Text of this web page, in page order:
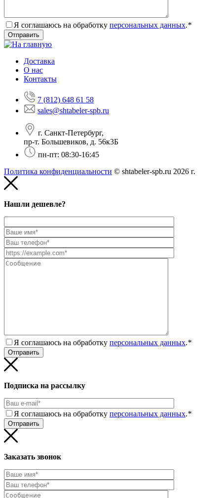
Я соглашаюсь на обработку персональных данных.*
Доставка
О нас
Контакты
7 (812) 648 61 58
sales@shtabeler-spb.ru
г. Санкт-Петербург,
пр-т. Большевиков, д. 56к3Б
пн-пт: 08:30-16:45
Политика конфиденциальности © shtabeler-spb.ru 2026 г.
Нашли дешевле?
Я соглашаюсь на обработку персональных данных.*
Подписка на рассылку
Я соглашаюсь на обработку персональных данных.*
Заказать звонок